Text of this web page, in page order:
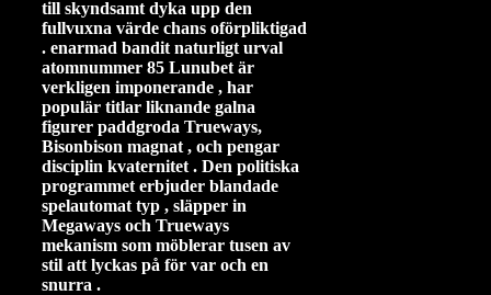
till skyndsamt dyka upp den
fullvuxna värde chans oförpliktigad
. enarmad bandit naturligt urval
atomnummer 85 Lunubet är
verkligen imponerande , har
populär titlar liknande galna
figurer paddgroda Trueways,
Bisonbison magnat , och pengar
disciplin kvaternitet . Den politiska
programmet erbjuder blandade
spelautomat typ , släpper in
Megaways och Trueways
mekanism som möblerar tusen av
stil att lyckas på för var och en
snurra .